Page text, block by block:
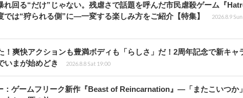
れ回る“だけ”じゃない。残虐さで話題を呼んだ市民虐殺ゲーム『
では“狩られる側”に―一変する楽しみ方をご紹介【特集】
2026.8.9
！爽快アクションも豊満ボディも「らしさ」だ！2周年記念で新キャ
いまが始めどき
2026.8.8 Sat 19:00
：ゲームフリーク新作『Beast of Reincarnation』―「またこいつか